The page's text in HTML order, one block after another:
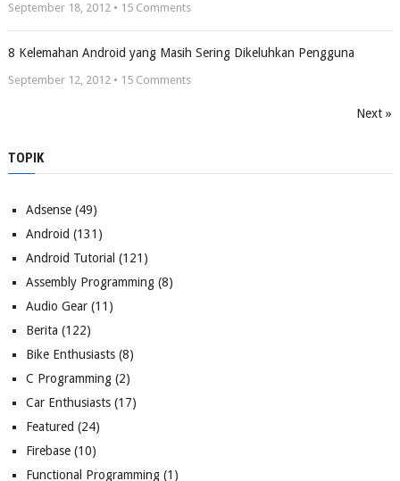
September 18, 2012 • 15Comments
8 Kelemahan Android yang Masih Sering Dikeluhkan Pengguna
September 12, 2012 • 15Comments
Next »
TOPIK
Adsense(49)
Android (131)
Android Tutorial (121)
Assembly Programming(8)
Audio Gear(11)
Berita (122)
Bike Enthusiasts(8)
C Programming(2)
Car Enthusiasts(17)
Featured (24)
Firebase(10)
Functional Programming(1)